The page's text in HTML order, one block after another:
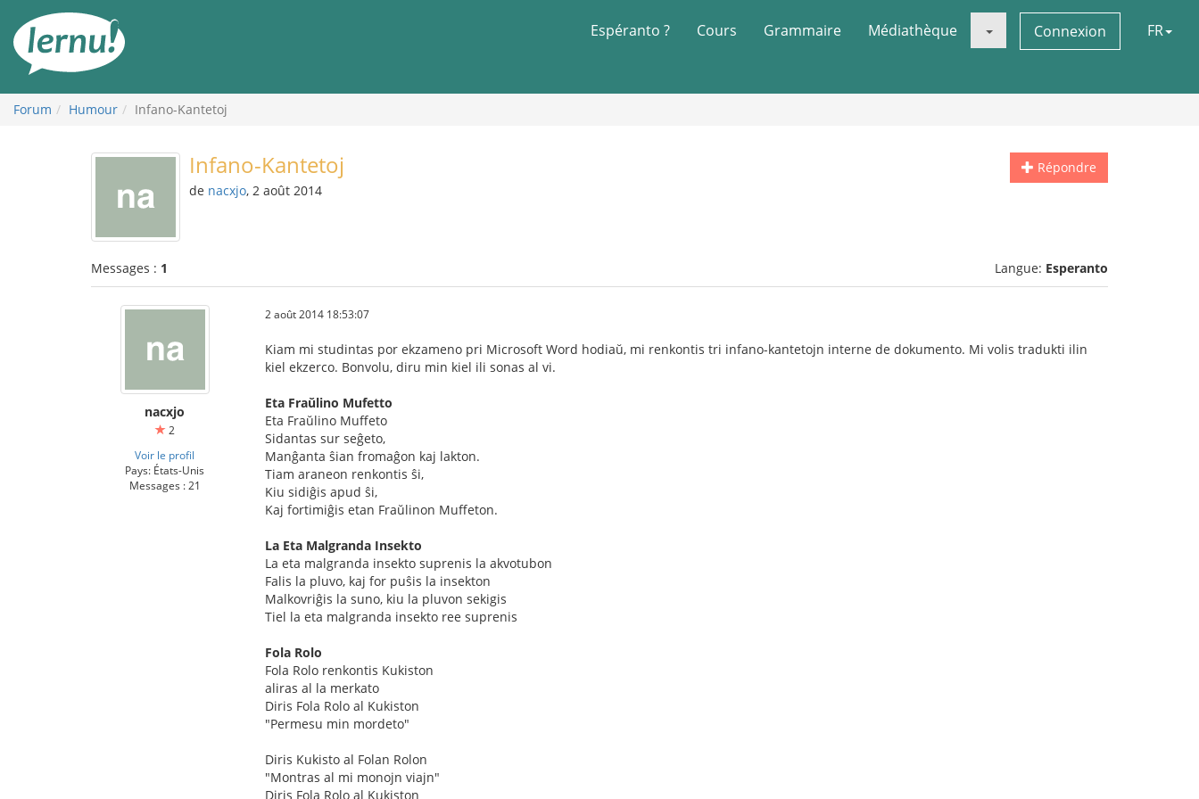
contenu
Espéranto ? Cours Grammaire Médiathèque Connexion FR
Forum Humour Infano-Kantetoj
Répondre
Infano-Kantetoj
de nacxjo, 2 août 2014
Messages : 1 Langue: Esperanto
nacxjo
2
Voir le profil
Pays: États-Unis
Messages : 21
2 août 2014 18:53:07
Kiam mi studintas por ekzameno pri Microsoft Word hodiaŭ, mi renkontis tri infano-kantetojn interne de dokumento. Mi volis tradukti ilin
kiel ekzerco. Bonvolu, diru min kiel ili sonas al vi.
Eta Fraŭlino Mufetto
Eta Fraŭlino Muffeto
Sidantas sur seĝeto,
Manĝanta ŝian fromaĝon kaj lakton.
Tiam araneon renkontis ŝi,
Kiu sidiĝis apud ŝi,
Kaj fortimiĝis etan Fraŭlinon Muffeton.
La Eta Malgranda Insekto
La eta malgranda insekto suprenis la akvotubon
Falis la pluvo, kaj for puŝis la insekton
Malkovriĝis la suno, kiu la pluvon sekigis
Tiel la eta malgranda insekto ree suprenis
Fola Rolo
Fola Rolo renkontis Kukiston
aliras al la merkato
Diris Fola Rolo al Kukiston
"Permesu min mordeto"
Diris Kukisto al Folan Rolon
"Montras al mi monojn viajn"
Diris Fola Rolo al Kukiston